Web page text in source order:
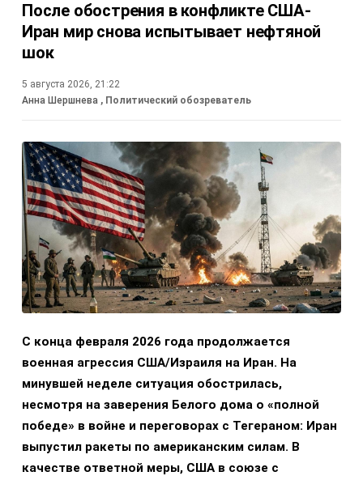
После обострения в конфликте США-
Иран мир снова испытывает нефтяной
шок
5 августа 2026, 21:22
Анна Шершнева , Политический обозреватель
С конца февраля 2026 года продолжается
военная агрессия США/Израиля на Иран. На
минувшей неделе ситуация обострилась,
несмотря на заверения Белого дома о «полной
победе» в войне и переговорах с Тегераном: Иран
выпустил ракеты по американским силам. В
качестве ответной меры, США в союзе с